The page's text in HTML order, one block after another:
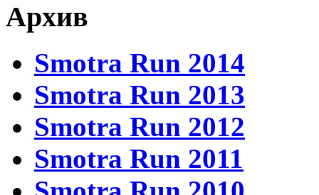
Архив
Smotra Run 2014
Smotra Run 2013
Smotra Run 2012
Smotra Run 2011